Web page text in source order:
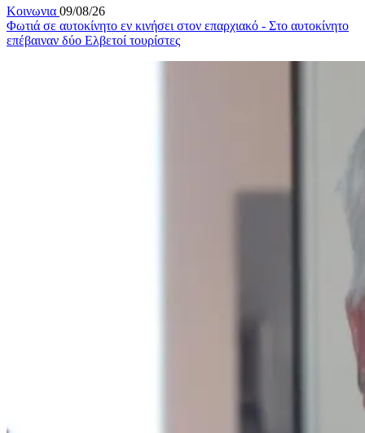
Κοινωνια 09/08/26
Φωτιά σε αυτοκίνητο εν κινήσει στον επαρχιακό - Στο αυτοκίνητο
επέβαιναν δύο Ελβετοί τουρίστες